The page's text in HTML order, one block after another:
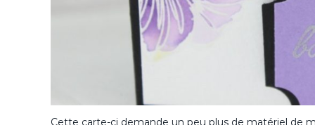
Cette carte-ci demande un peu plus de matériel de